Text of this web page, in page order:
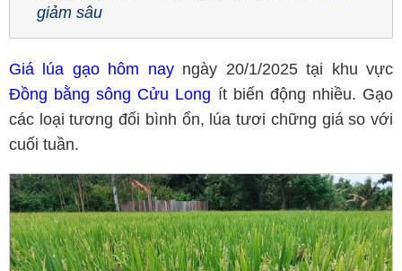
giảm sâu
Giá lúa gạo hôm nayngày 20/1/2025 tại khu vực
Đồng bằng sông Cửu Long ít biến động nhiều. Gạo
các loại tương đối bình ổn, lúa tươi chững giá so với
cuối tuần.